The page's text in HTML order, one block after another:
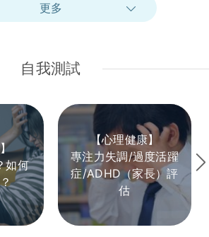
更多
自我測試
如何
【心理健康】
專注力失調/過度活躍
症/ADHD（家長）評
估